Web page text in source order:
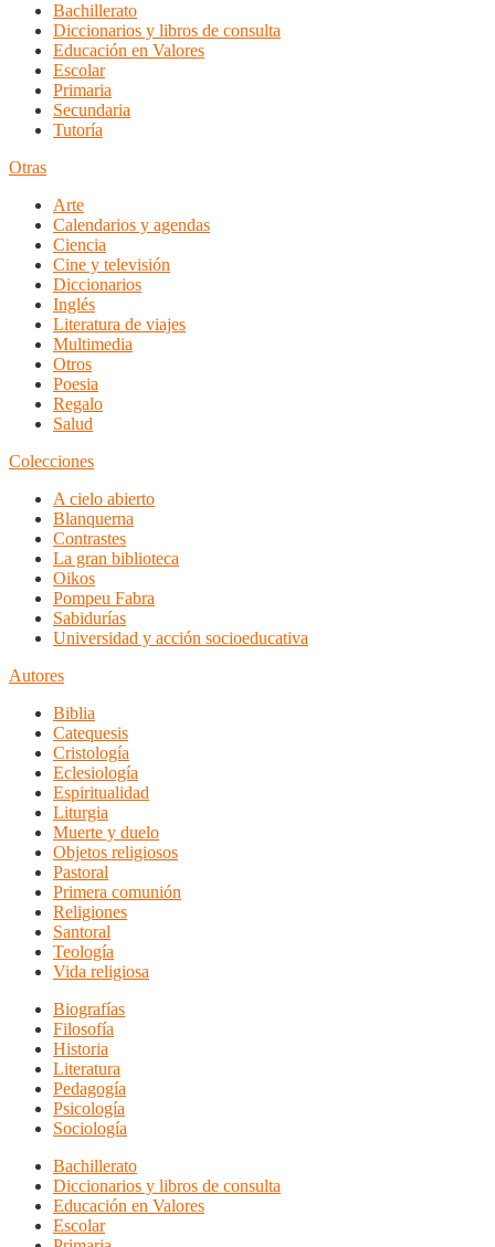
Bachillerato
Diccionarios y libros de consulta
Educación en Valores
Escolar
Primaria
Secundaria
Tutoría
Otras
Arte
Calendarios y agendas
Ciencia
Cine y televisión
Diccionarios
Inglés
Literatura de viajes
Multimedia
Otros
Poesia
Regalo
Salud
Colecciones
A cielo abierto
Blanquerna
Contrastes
La gran biblioteca
Oikos
Pompeu Fabra
Sabidurías
Universidad y acción socioeducativa
Autores
Biblia
Catequesis
Cristología
Eclesiología
Espiritualidad
Liturgia
Muerte y duelo
Objetos religiosos
Pastoral
Primera comunión
Religiones
Santoral
Teología
Vida religiosa
Biografías
Filosofía
Historia
Literatura
Pedagogía
Psicología
Sociología
Bachillerato
Diccionarios y libros de consulta
Educación en Valores
Escolar